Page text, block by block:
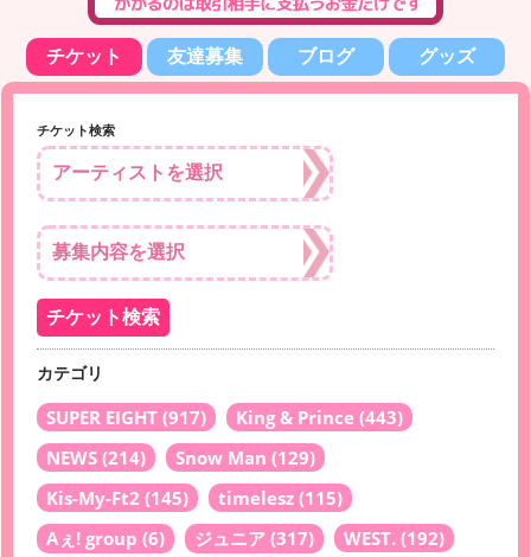
チケット 友達募集 ブログ グッズ
チケット検索
カテゴリ
SUPER EIGHT (917) King & Prince (443)
NEWS (214) Snow Man (129)
Kis-My-Ft2 (145) timelesz (115)
Aぇ! group (6) ジュニア (317) WEST. (192)